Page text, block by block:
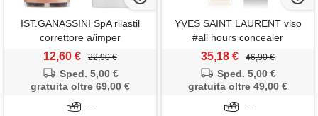
IST.GANASSINI SpA rilastil
correttore a/imper
12,60 € 22,90 €
Sped. 5,00 €
gratuita oltre 69,00 €
--
YVES SAINT LAURENT viso
#all hours concealer
35,18 € 46,90 €
Sped. 5,00 €
gratuita oltre 49,00 €
--